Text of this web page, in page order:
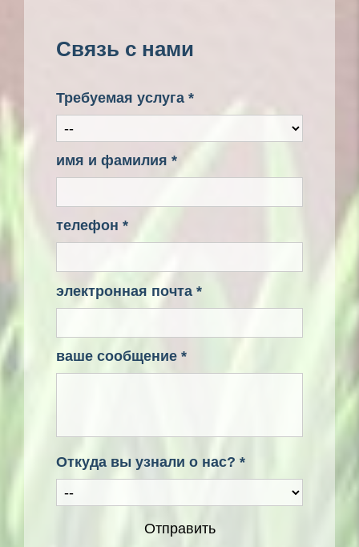
Связь с нами
Требуемая услуга *
имя и фамилия *
телефон *
электронная почта *
ваше сообщение *
Откуда вы узнали о нас? *
Отправить